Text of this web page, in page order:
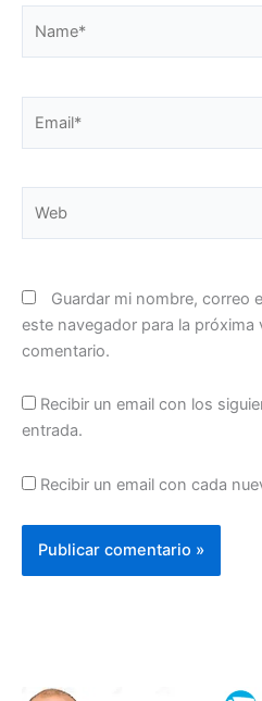
Guardar mi nombre, correo
este navegador para la próxima
comentario.
Recibir un email con los
entrada.
Recibir un email con cada